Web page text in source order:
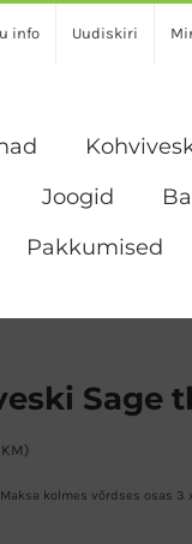
info Uudiskiri
Joogid
Pakkumised
Sage
Maksa kolmes võrdses osas 3